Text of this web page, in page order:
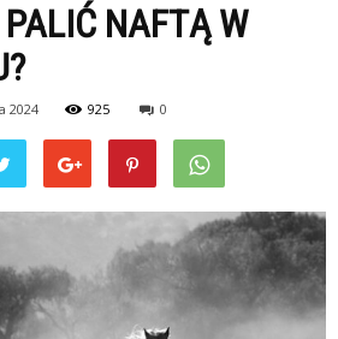
NAFTĄ W
2024 925 0